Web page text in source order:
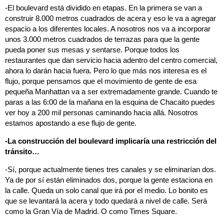
-El boulevard está dividido en etapas. En la primera se van a
construir 8.000 metros cuadrados de acera y eso le va a agregar
espacio a los diferentes locales. A nosotros nos va a incorporar
unos 3.000 metros cuadrados de terrazas para que la gente
pueda poner sus mesas y sentarse. Porque todos los
restaurantes que dan servicio hacia adentro del centro comercial,
ahora lo darán hacia fuera. Pero lo que más nos interesa es el
flujo, porque pensamos que el movimiento de gente de esa
pequeña Manhattan va a ser extremadamente grande. Cuando te
paras a las 6:00 de la mañana en la esquina de Chacaito puedes
ver hoy a 200 mil personas caminando hacia allá. Nosotros
estamos apostando a ese flujo de gente.
-La construcción del boulevard implicaría una restricción del
tránsito…
-Sí, porque actualmente tienes tres canales y se eliminarían dos.
Ya de por sí están eliminados dos, porque la gente estaciona en
la calle. Queda un solo canal que irá por el medio. Lo bonito es
que se levantará la acera y todo quedará a nivel de calle. Será
como la Gran Vía de Madrid. O como Times Square.